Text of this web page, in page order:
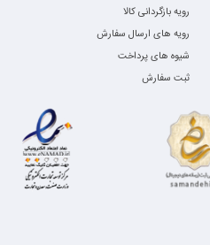
رویه بازگردانی کالا
رویه های ارسال سفارش
شیوه های پرداخت
ثبت سفارش